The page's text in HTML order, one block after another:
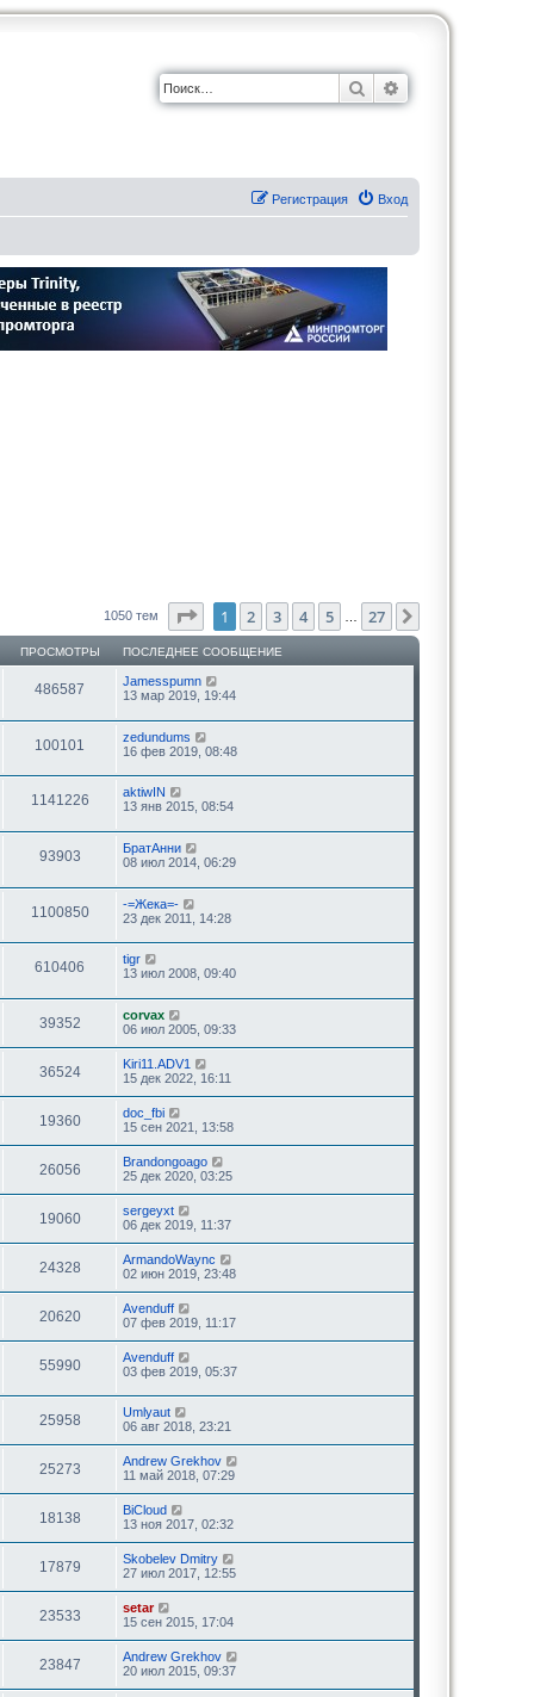
Поиск
Вход
Регистрация
1050 тем Страница1 из 27
1 2 3 4 5 27
ПРОСМОТРЫ ПОСЛЕДНЕЕ СООБЩЕНИЕ
486587
Jamesspumn
13 мар 2019, 19:44
100101
zedundums
16 фев 2019, 08:48
1141226
aktiwIN
13 янв 2015, 08:54
93903
БратАнни
08 июл 2014, 06:29
1100850
-=Жека=-
23 дек 2011, 14:28
610406
tigr
13 июл 2008, 09:40
39352
corvax
06 июл 2005, 09:33
36524
Kiri11.ADV1
15 дек 2022, 16:11
19360
doc_fbi
15 сен 2021, 13:58
26056
Brandongoago
25 дек 2020, 03:25
19060
sergeyxt
06 дек 2019, 11:37
24328
ArmandoWaync
02 июн 2019, 23:48
20620
Avenduff
07 фев 2019, 11:17
55990
Avenduff
03 фев 2019, 05:37
25958
Umlyaut
06 авг 2018, 23:21
25273
Andrew Grekhov
11 май 2018, 07:29
18138
BiCloud
13 ноя 2017, 02:32
17879
Skobelev Dmitry
27 июл 2017, 12:55
23533
setar
15 сен 2015, 17:04
23847
Andrew Grekhov
20 июл 2015, 09:37